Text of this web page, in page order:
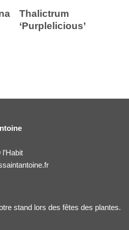
Thalictrum
‘Purplelicious’
stand lors des fêtes des plantes.